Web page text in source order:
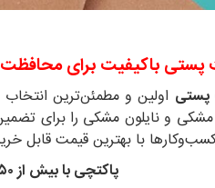
پستی باکیفیت برای محافظت
پستی اولین و مطمئن‌ترین
با بهترین قیمتقابل
پاکتچی با بیش از ۵۰ سال تجربه در تولید و چاپ انواع پاکت پستی، قوی‌ترین تأمین‌کننده شماست.